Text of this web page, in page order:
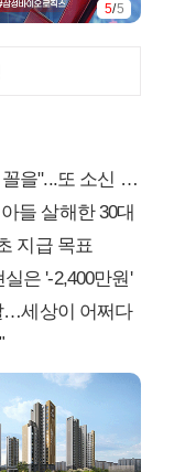
5/5
"...또 소신 발언
들 살해한 30대
지급 목표
은 '-2,400만원'
…세상이 어쩌다